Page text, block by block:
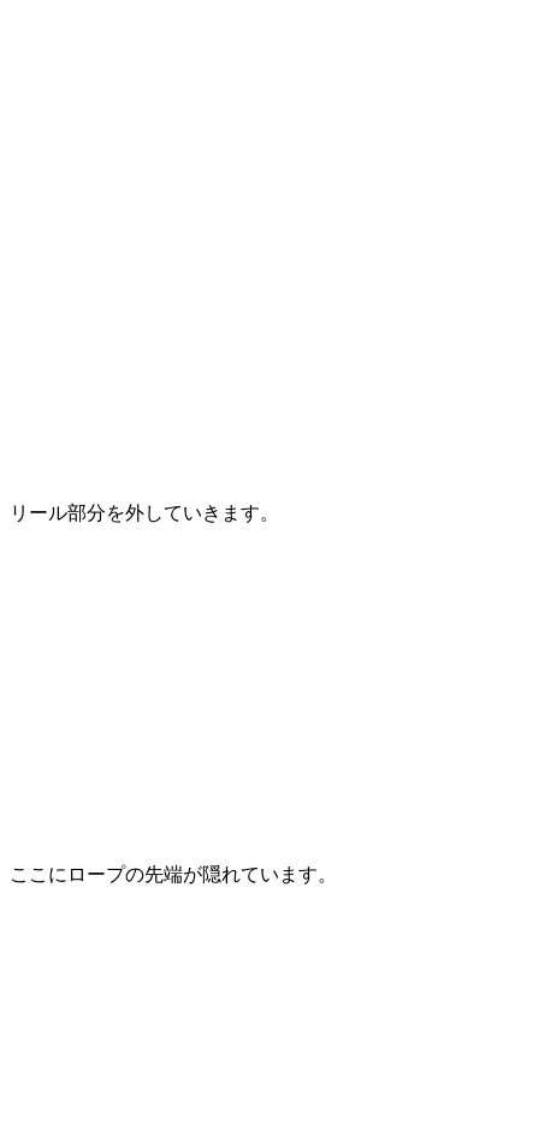
リール部分を外していきます。
ここにロープの先端が隠れています。